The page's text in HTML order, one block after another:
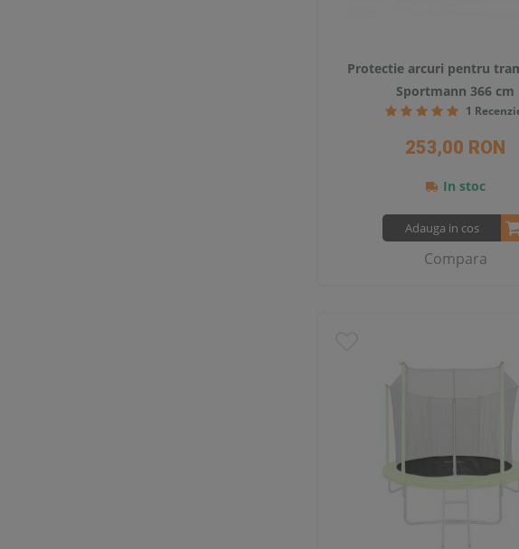
Protectie arcuri pentru
Sportmann 366 cm
1
253,00 RON
In stoc
Adauga in cos
Compara